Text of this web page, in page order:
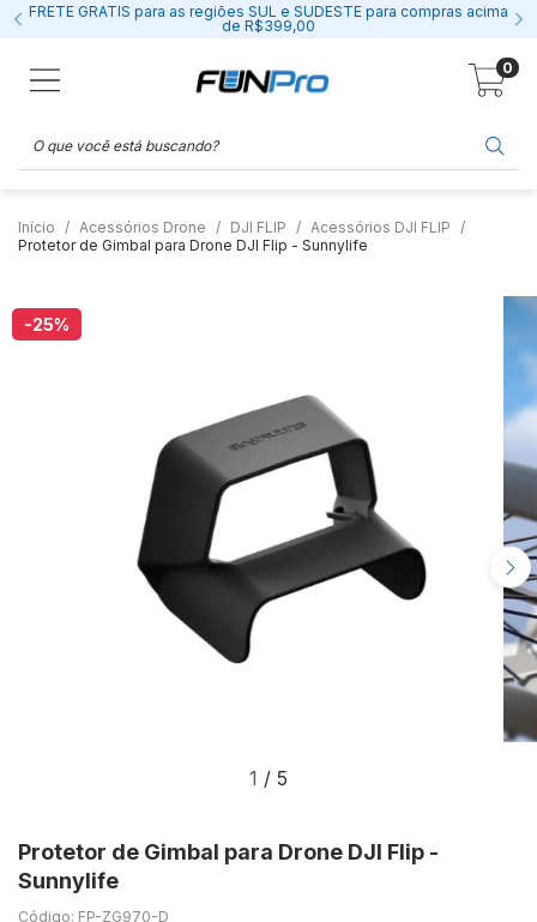
FRETE GRÁTIS para as regiões SUL e SUDESTE para compras acima
de R$399,00
0
Início Acessórios Drone DJI FLIP
Acessórios DJI FLIP
Protetor de Gimbal para Drone DJI Flip - Sunnylife
-25%
1 / 5
Protetor de Gimbal para Drone DJI Flip -
Sunnylife
Código: FP-ZG970-D